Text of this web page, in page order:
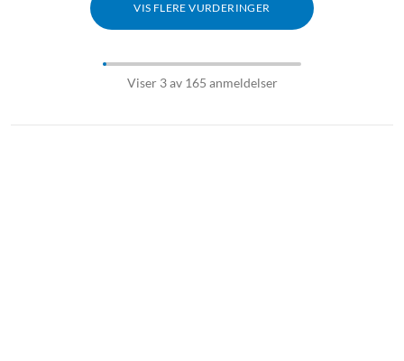
VIS FLERE VURDERINGER
Viser 3 av 165 anmeldelser